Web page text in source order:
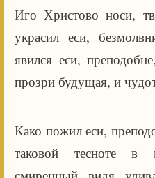
Иго Христово носи,
украсил еси,
явился еси,
прозри будущая, и
Како пожил еси,
таковой тесноте в